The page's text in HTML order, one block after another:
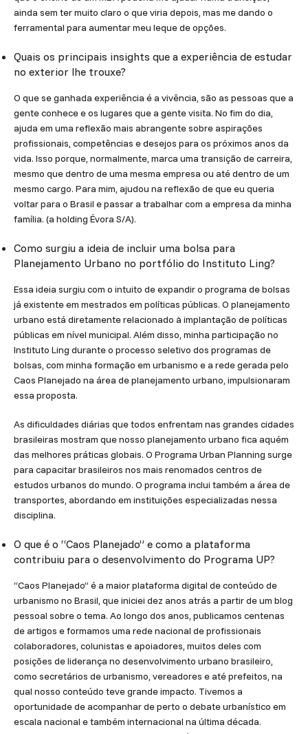
ainda sem ter muito claro o que viria depois, mas me dando o
ferramental para aumentar meu leque de opções.
Quais os principais insights que a experiência de estudar
no exterior lhe trouxe?
O que se ganhada experiência é a vivência, são as pessoas que a
gente conhece e os lugares que a gente visita. No fim do dia,
ajuda em uma reflexão mais abrangente sobre aspirações
profissionais, competências e desejos para os próximos anos da
vida. Isso porque, normalmente, marca uma transição de carreira,
mesmo que dentro de uma mesma empresa ou até dentro de um
mesmo cargo. Para mim, ajudou na reflexão de que eu queria
voltar para o Brasil e passar a trabalhar com a empresa da minha
família. (a holding Évora S/A).
Como surgiu a ideia de incluir uma bolsa para
Planejamento Urbano no portfólio do Instituto Ling?
Essa ideia surgiu com o intuito de expandir o programa de bolsas
já existente em mestrados em políticas públicas. O planejamento
urbano está diretamente relacionado à implantação de políticas
públicas em nível municipal. Além disso, minha participação no
Instituto Ling durante o processo seletivo dos programas de
bolsas, com minha formação em urbanismo e a rede gerada pelo
Caos Planejado na área de planejamento urbano, impulsionaram
essa proposta.
As dificuldades diárias que todos enfrentam nas grandes cidades
brasileiras mostram que nosso planejamento urbano fica aquém
das melhores práticas globais. O Programa Urban Planning surge
para capacitar brasileiros nos mais renomados centros de
estudos urbanos do mundo. O programa inclui também a área de
transportes, abordando em instituições especializadas nessa
disciplina.
O que é o “Caos Planejado” e como a plataforma
contribuiu para o desenvolvimento do Programa UP?
“Caos Planejado” é a maior plataforma digital de conteúdo de
urbanismo no Brasil, que iniciei dez anos atrás a partir de um blog
pessoal sobre o tema. Ao longo dos anos, publicamos centenas
de artigos e formamos uma rede nacional de profissionais
colaboradores, colunistas e apoiadores, muitos deles com
posições de liderança no desenvolvimento urbano brasileiro,
como secretários de urbanismo, vereadores e até prefeitos, na
qual nosso conteúdo teve grande impacto. Tivemos a
oportunidade de acompanhar de perto o debate urbanístico em
escala nacional e também internacional na última década.